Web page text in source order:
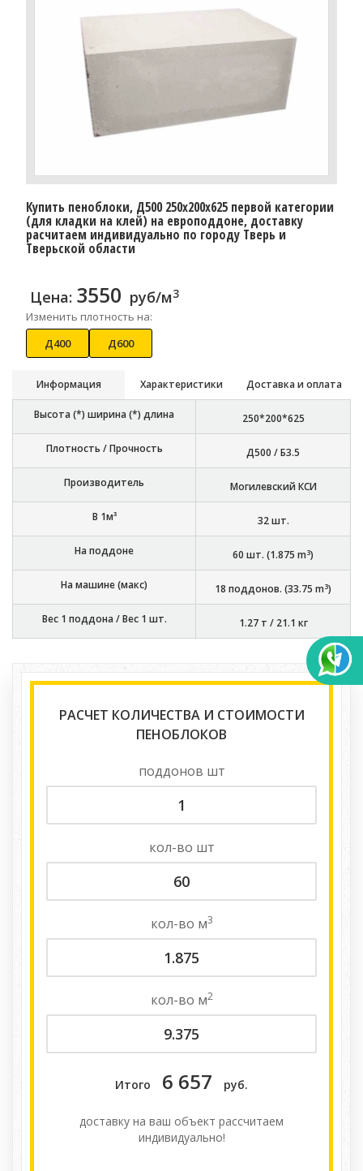
Купить пеноблоки, Д500 250x200x625 первой категории
(для кладки на клей) на европоддоне, доставку
расчитаем индивидуально по городу Тверь и
Тверьской области
Цена: 3550 руб/м3
Изменить плотность на:
Д400
Д600
Информация Характеристики Доставка и оплата
Высота (*) ширина (*) длина 250*200*625
Плотность / Прочность Д500 / Б3.5
Производитель Могилевский КСИ
В 1м³ 32шт.
На поддоне 60 шт. (1.875 m3)
На машине (макс) 18 поддонов. (33.75 m3)
Вес 1 поддона / Вес 1 шт. 1.27 т / 21.1 кг
РАСЧЕТ КОЛИЧЕСТВА И СТОИМОСТИ
ПЕНОБЛОКОВ
поддонов шт
кол-во шт
кол-во м3
кол-во м2
Итого 6 657 руб.
доставку на ваш объект расcчитаем
индивидуально!